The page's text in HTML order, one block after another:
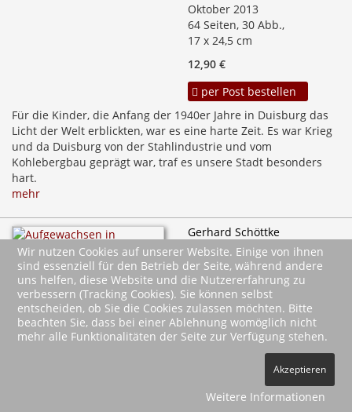
Oktober 2013
64 Seiten, 30 Abb.,
17 x 24,5 cm
12,90 €
per Post bestellen
Für die Kinder, die Anfang der 1940er Jahre in Duisburg das
Licht der Welt erblickten, war es eine harte Zeit. Es war Krieg
und da Duisburg von der Stahlindustrie und vom
Kohlebergbau geprägt war, traf es unsere Stadt besonders
hart.
mehr
Gerhard Schöttke
Aufgewachsen in
Hamburg in den 40er
und 50er Jahren
Oktober 2013
64 Seiten, 17 x 24,5 cm
12,90 €
per Post bestellen
entbehrungsreichen Kriegs- und Nachkriegsjahre prägten
Wir nutzen Cookies auf unserer Website. Einige von ihnen
sind essenziell für den Betrieb der Seite, während andere
uns helfen, diese Website und die Nutzererfahrung zu
verbessern (Tracking Cookies). Sie können selbst
entscheiden, ob Sie die Cookies zulassen möchten. Bitte
beachten Sie, dass bei einer Ablehnung womöglich nicht
mehr alle Funktionalitäten der Seite zur Verfügung stehen.
Akzeptieren
Weitere Informationen